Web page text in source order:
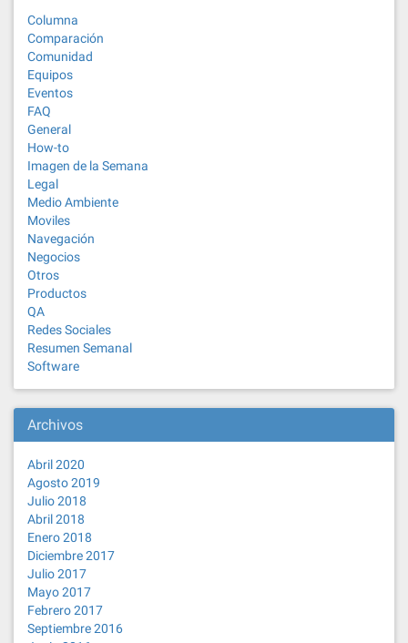
Columna
Comparación
Comunidad
Equipos
Eventos
FAQ
General
How-to
Imagen de la Semana
Legal
Medio Ambiente
Moviles
Navegación
Negocios
Otros
Productos
QA
Redes Sociales
Resumen Semanal
Software
Archivos
Abril 2020
Agosto 2019
Julio 2018
Abril 2018
Enero 2018
Diciembre 2017
Julio 2017
Mayo 2017
Febrero 2017
Septiembre 2016